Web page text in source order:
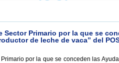
Sector Primario por la que se
de leche de vaca” del
por la que se conceden las